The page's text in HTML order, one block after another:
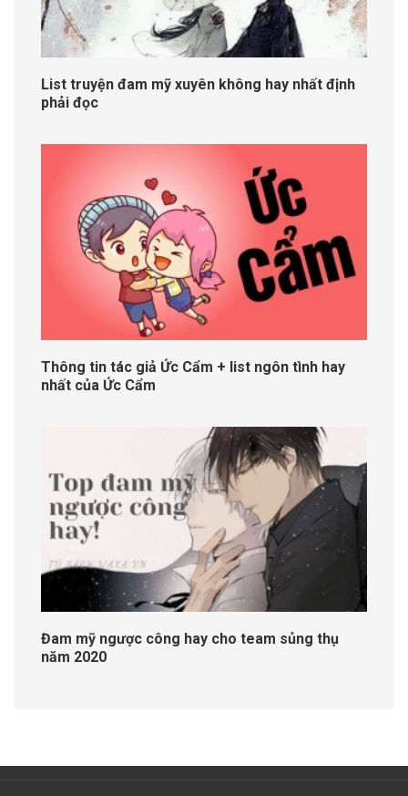
List truyện đam mỹ xuyên không hay nhất định
phải đọc
Thông tin tác giả Ức Cẩm + list ngôn tình hay
nhất của Ức Cẩm
Đam mỹ ngược công hay cho team sủng thụ
năm 2020